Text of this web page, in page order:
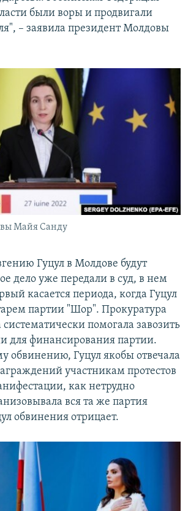
были воры и продвигали
– заявила президент Молдовы
Майя Санду
Гуцул в Молдове будут
дело уже передали в суд, в нем
касается периода, когда Гуцул
партии "Шор". Прокуратура
систематически помогала завозить
для финансирования партии.
обвинению, Гуцул якобы отвечала
участникам протестов
как нетрудно
вся та же партия
обвинения отрицает.